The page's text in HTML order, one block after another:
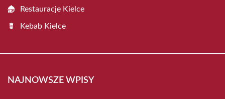
Restauracje Kielce
Kebab Kielce
NAJNOWSZE WPISY